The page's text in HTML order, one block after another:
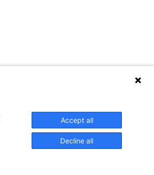
Accept all
Decline all